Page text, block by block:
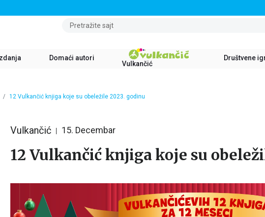
PREKO 3500 RSD
Pretražite sajt
Domaći autori
Vulkančić
Društvene
12 Vulkančić knjiga koje su obeležile 2023. godinu
Vulkančić 15. Decembar
12 Vulkančić knjiga koje su